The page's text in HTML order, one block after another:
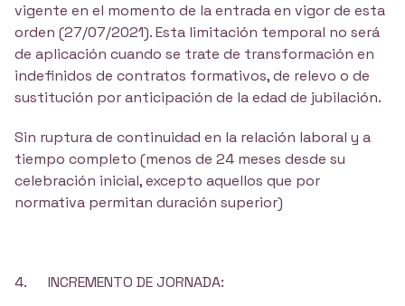
vigente en el momento de la entrada en vigor de esta
orden (27/07/2021). Esta limitación temporal no será
de aplicación cuando se trate de transformación en
indefinidos de contratos formativos, de relevo o de
sustitución por anticipación de la edad de jubilación.
Sin ruptura de continuidad en la relación laboral y a
tiempo completo (menos de 24 meses desde su
celebración inicial, excepto aquellos que por
normativa permitan duración superior)
4. INCREMENTO DE JORNADA: